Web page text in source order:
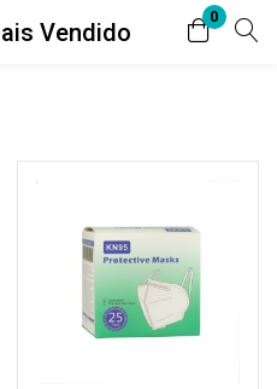
Vendido
0
Login
Senha perdida?